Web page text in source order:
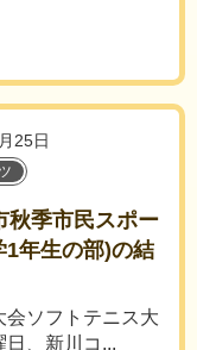
25日
秋季市民スポー
年生の部)の結
ソフトテニス大
、新川コ...